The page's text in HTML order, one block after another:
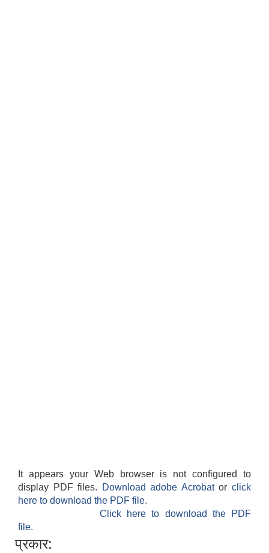
It appears your Web browser is not configured to
display PDF files.
Download adobe Acrobatorclick
here to download the PDF file.
Click here to download the PDF
file.
प्रकार: